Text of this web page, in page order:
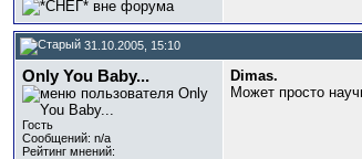
31.10.2005, 15:10
Only You Baby...
Гость
Сообщений: n/a
Рейтинг мнений:
Dimas.
Может просто